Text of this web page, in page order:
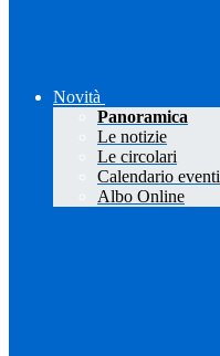
Novità
Panoramica
Le notizie
Le circolari
Calendario eventi
Albo Online